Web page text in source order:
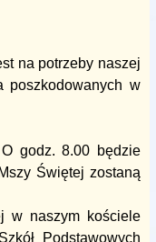
na potrzeby naszej
poszkodowanych w
godz. 8.00 będzie
Świętej zostaną
w naszym kościele
Podstawowych